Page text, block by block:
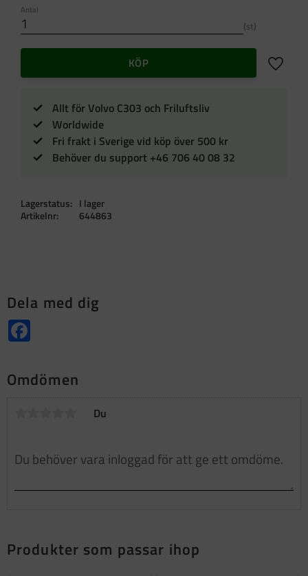
Antal
st
KÖP Lägg
Allt för Volvo C303 och Friluftsliv
Worldwide
Fri frakt i Sverige vid köp över 500 kr
Behöver du support +46 706 40 08 32
Lagerstatus
I lager
Artikelnr
644863
Dela med dig
Omdömen
Du
Produkter som passar ihop